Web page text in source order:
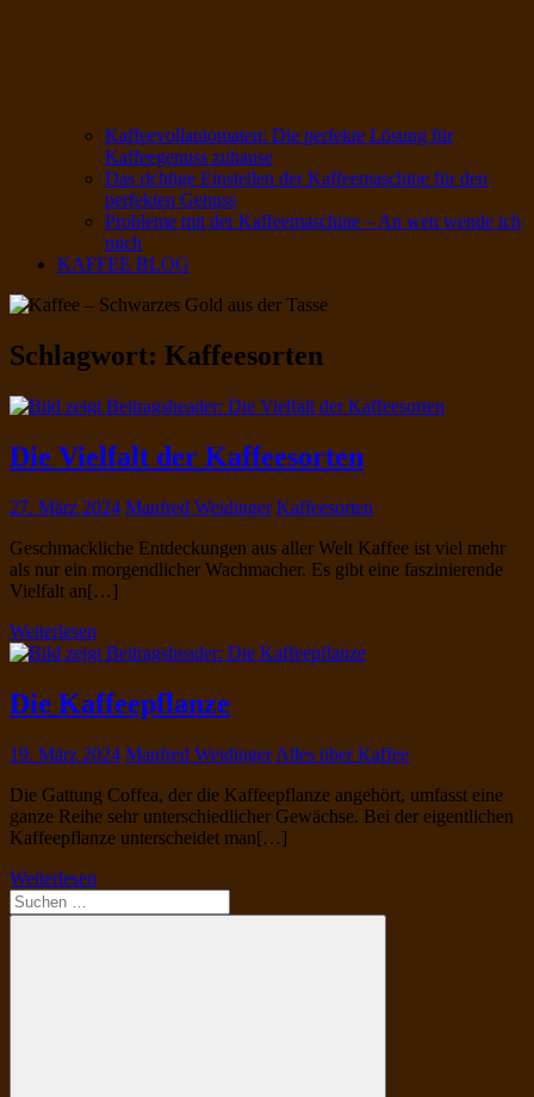
Kaffeevollautomaten: Die perfekte Lösung für
Kaffeegenuss zuhause
Das richtige Einstellen der Kaffeemaschine für den
perfekten Genuss
Probleme mit der Kaffeemaschine – An wen wende ich
mich
KAFFEE BLOG
Schlagwort: Kaffeesorten
Die Vielfalt der Kaffeesorten
27. März 2024 Manfred Weidinger Kaffeesorten
Geschmackliche Entdeckungen aus aller Welt Kaffee ist viel mehr
als nur ein morgendlicher Wachmacher. Es gibt eine faszinierende
Vielfalt an[…]
Weiterlesen
Die Kaffeepflanze
19. März 2024 Manfred Weidinger Alles über Kaffee
Die Gattung Coffea, der die Kaffeepflanze angehört, umfasst eine
ganze Reihe sehr unterschiedlicher Gewächse. Bei der eigentlichen
Kaffeepflanze unterscheidet man[…]
Weiterlesen
Suchen
nach: